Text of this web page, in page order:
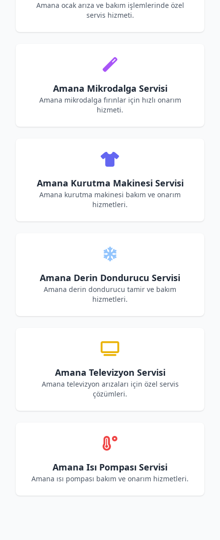
Amana ocak arıza ve bakım işlemlerinde özel
servis hizmeti.
Amana Mikrodalga Servisi
Amana mikrodalga fırınlar için hızlı onarım
hizmeti.
Amana Kurutma Makinesi Servisi
Amana kurutma makinesi bakım ve onarım
hizmetleri.
Amana Derin Dondurucu Servisi
Amana derin dondurucu tamir ve bakım
hizmetleri.
Amana Televizyon Servisi
Amana televizyon arızaları için özel servis
çözümleri.
Amana Isı Pompası Servisi
Amana ısı pompası bakım ve onarım hizmetleri.